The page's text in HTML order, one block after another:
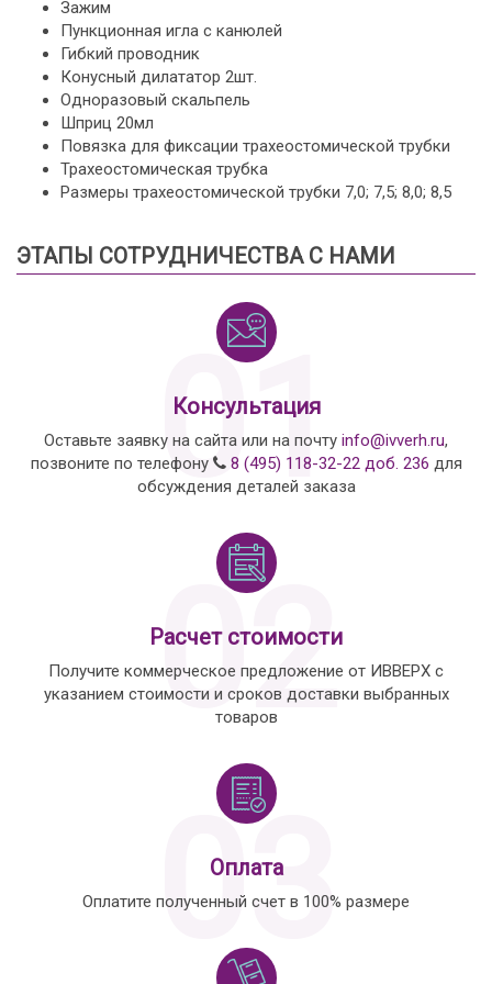
Зажим
Пункционная игла с канюлей
Гибкий проводник
Конусный дилататор 2шт.
Одноразовый скальпель
Шприц 20мл
Повязка для фиксации трахеостомической трубки
Трахеостомическая трубка
Размеры трахеостомической трубки 7,0; 7,5; 8,0; 8,5
ЭТАПЫ СОТРУДНИЧЕСТВА С НАМИ
01
Консультация
Оставьте заявку на сайта или на почту info@ivverh.ru,
позвоните по телефону
8 (495) 118-32-22 доб. 236 для
обсуждения деталей заказа
02
Расчет стоимости
Получите коммерческое предложение от ИВВЕРХ с
указанием стоимости и сроков доставки выбранных
товаров
03
Оплата
Оплатите полученный счет в 100% размере